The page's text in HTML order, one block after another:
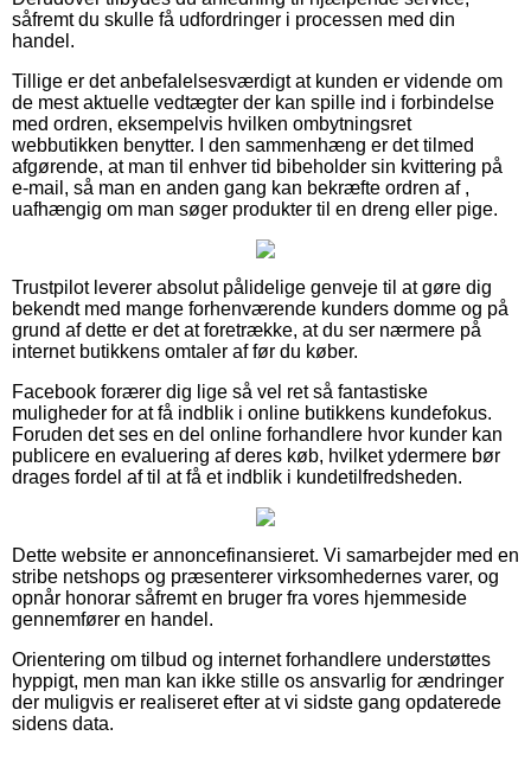
såfremt du skulle få udfordringer i processen med din
handel.
Tillige er det anbefalelsesværdigt at kunden er vidende om
de mest aktuelle vedtægter der kan spille ind i forbindelse
med ordren, eksempelvis hvilken ombytningsret
webbutikken benytter. I den sammenhæng er det tilmed
afgørende, at man til enhver tid bibeholder sin kvittering på
e-mail, så man en anden gang kan bekræfte ordren af ,
uafhængig om man søger produkter til en dreng eller pige.
Trustpilot leverer absolut pålidelige genveje til at gøre dig
bekendt med mange forhenværende kunders domme og på
grund af dette er det at foretrække, at du ser nærmere på
internet butikkens omtaler af før du køber.
Facebook forærer dig lige så vel ret så fantastiske
muligheder for at få indblik i online butikkens kundefokus.
Foruden det ses en del online forhandlere hvor kunder kan
publicere en evaluering af deres køb, hvilket ydermere bør
drages fordel af til at få et indblik i kundetilfredsheden.
Dette website er annoncefinansieret. Vi samarbejder med en
stribe netshops og præsenterer virksomhedernes varer, og
opnår honorar såfremt en bruger fra vores hjemmeside
gennemfører en handel.
Orientering om tilbud og internet forhandlere understøttes
hyppigt, men man kan ikke stille os ansvarlig for ændringer
der muligvis er realiseret efter at vi sidste gang opdaterede
sidens data.